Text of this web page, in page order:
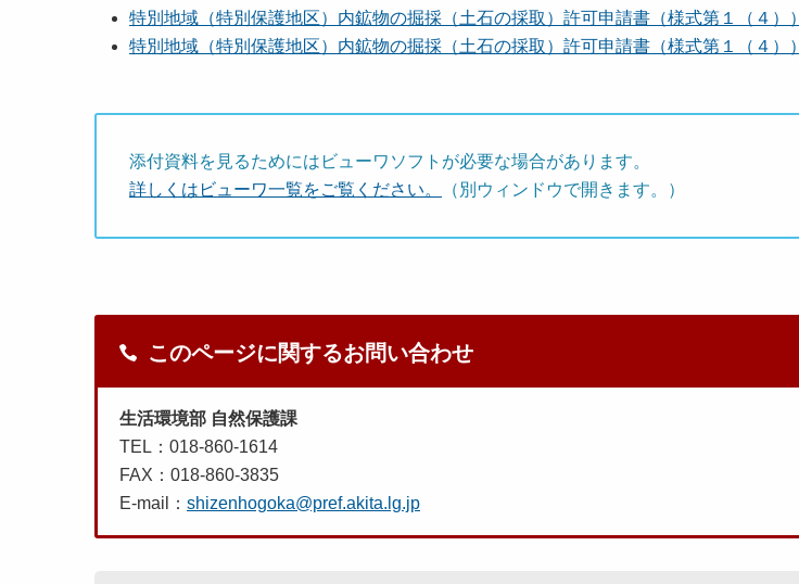
特別地域（特別保護地区）内鉱物の掘採（土石の採取）許可申請書（様式第１（４））
特別地域（特別保護地区）内鉱物の掘採（土石の採取）許可申請書（様式第１（４））
添付資料を見るためにはビューワソフトが必要な場合があります。
詳しくはビューワ一覧をご覧ください。
（別ウィンドウで開きます。）
このページに関するお問い合わせ
生活環境部 自然保護課
TEL：018-860-1614
FAX：018-860-3835
E-mail： shizenhogoka@pref.akita.lg.jp